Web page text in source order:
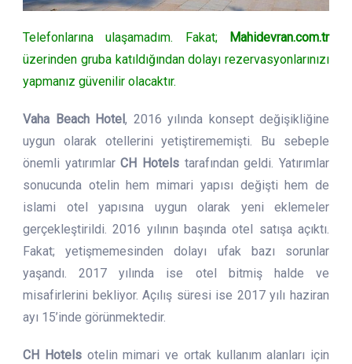
Telefonlarına ulaşamadım. Fakat;
Mahidevran.com.tr
üzerinden gruba katıldığından dolayı rezervasyonlarınızı
yapmanız güvenilir olacaktır.
Vaha Beach Hotel , 2016 yılında konsept değişikliğine
uygun olarak otellerini yetiştirememişti. Bu sebeple
önemli yatırımlarCH Hotels tarafından geldi. Yatırımlar
sonucunda otelin hem mimari yapısı değişti hem de
islami otel yapısına uygun olarak yeni eklemeler
gerçekleştirildi. 2016 yılının başında otel satışa açıktı.
Fakat; yetişmemesinden dolayı ufak bazı sorunlar
yaşandı. 2017 yılında ise otel bitmiş halde ve
misafirlerini bekliyor. Açılış süresi ise 2017 yılı haziran
ayı 15’inde görünmektedir.
CH Hotelsotelin mimari ve ortak kullanım alanları için